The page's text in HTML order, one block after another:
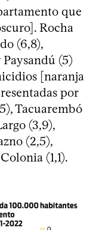
que
Rocha
(6,8),
Paysandú (5)
[naranja
por
Tacuarembó
(3,9),
(2,5),
(1,1).